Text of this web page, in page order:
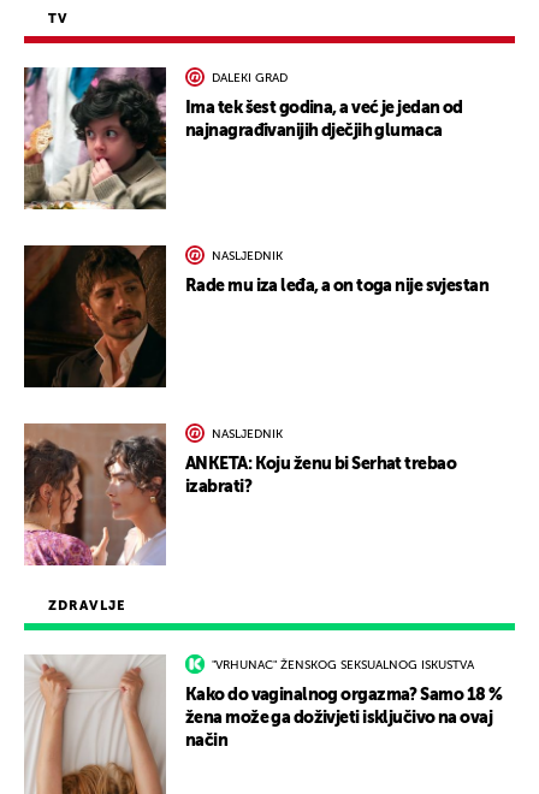
ZDRAVLJE
"VRHUNAC" ŽENSKOG SEKSUALNOG ISKUSTVA
Kako do vaginalnog orgazma? Samo 18 %
žena može ga doživjeti isključivo na ovaj
način
TV
DALEKI GRAD
Ima tek šest godina, a već je jedan od
najnagrađivanijih dječjih glumaca
NASLJEDNIK
Rade mu iza leđa, a on toga nije svjestan
NASLJEDNIK
ANKETA: Koju ženu bi Serhat trebao
izabrati?